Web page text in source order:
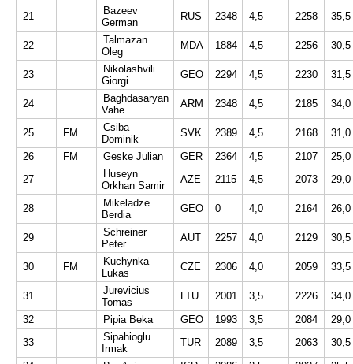
21
Bazeev
German
RUS 2348 4,5 2258 35,5
22
Talmazan
Oleg
MDA 1884 4,5 2256 30,5
23
Nikolashvili
Giorgi
GEO 2294 4,5 2230 31,5
24
Baghdasaryan
Vahe
ARM 2348 4,5 2185 34,0
25 FM
Csiba
Dominik
SVK 2389 4,5 2168
31,0
26
FM Geske Julian GER 2364 4,5 2107
25,0
27
Huseyn
Orkhan Samir
AZE 2115 4,5 2073 29,0
28
Mikeladze
Berdia
GEO 0 4,0 2164 26,0
29
Schreiner
Peter
AUT 2257 4,0 2129 30,5
30 FM
Kuchynka
Lukas
CZE 2306 4,0 2059 33,5
31
Jurevicius
Tomas
LTU 2001 3,5 2226
34,0
32
Pipia Beka GEO 1993 3,5 2084
29,0
33
Sipahioglu
Irmak
TUR 2089 3,5 2063
30,5